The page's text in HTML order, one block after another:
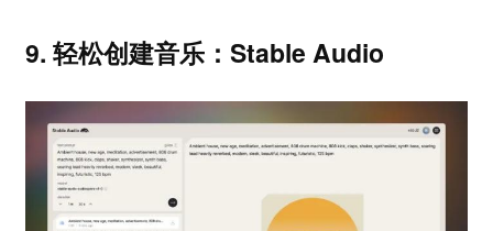
9. 轻松创建音乐：Stable Audio